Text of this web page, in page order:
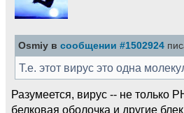
Osmiy в сообщении #1502924
Т.е. этот вирус это одна
Разумеется, вирус -- не только
белковая оболочка и другие